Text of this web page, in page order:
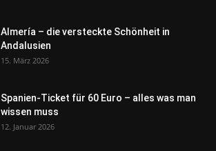
Almería – die versteckte Schönheit in
Andalusien
15. März 2026
Spanien-Ticket für 60 Euro – alles was man
wissen muss
12. Januar 2026